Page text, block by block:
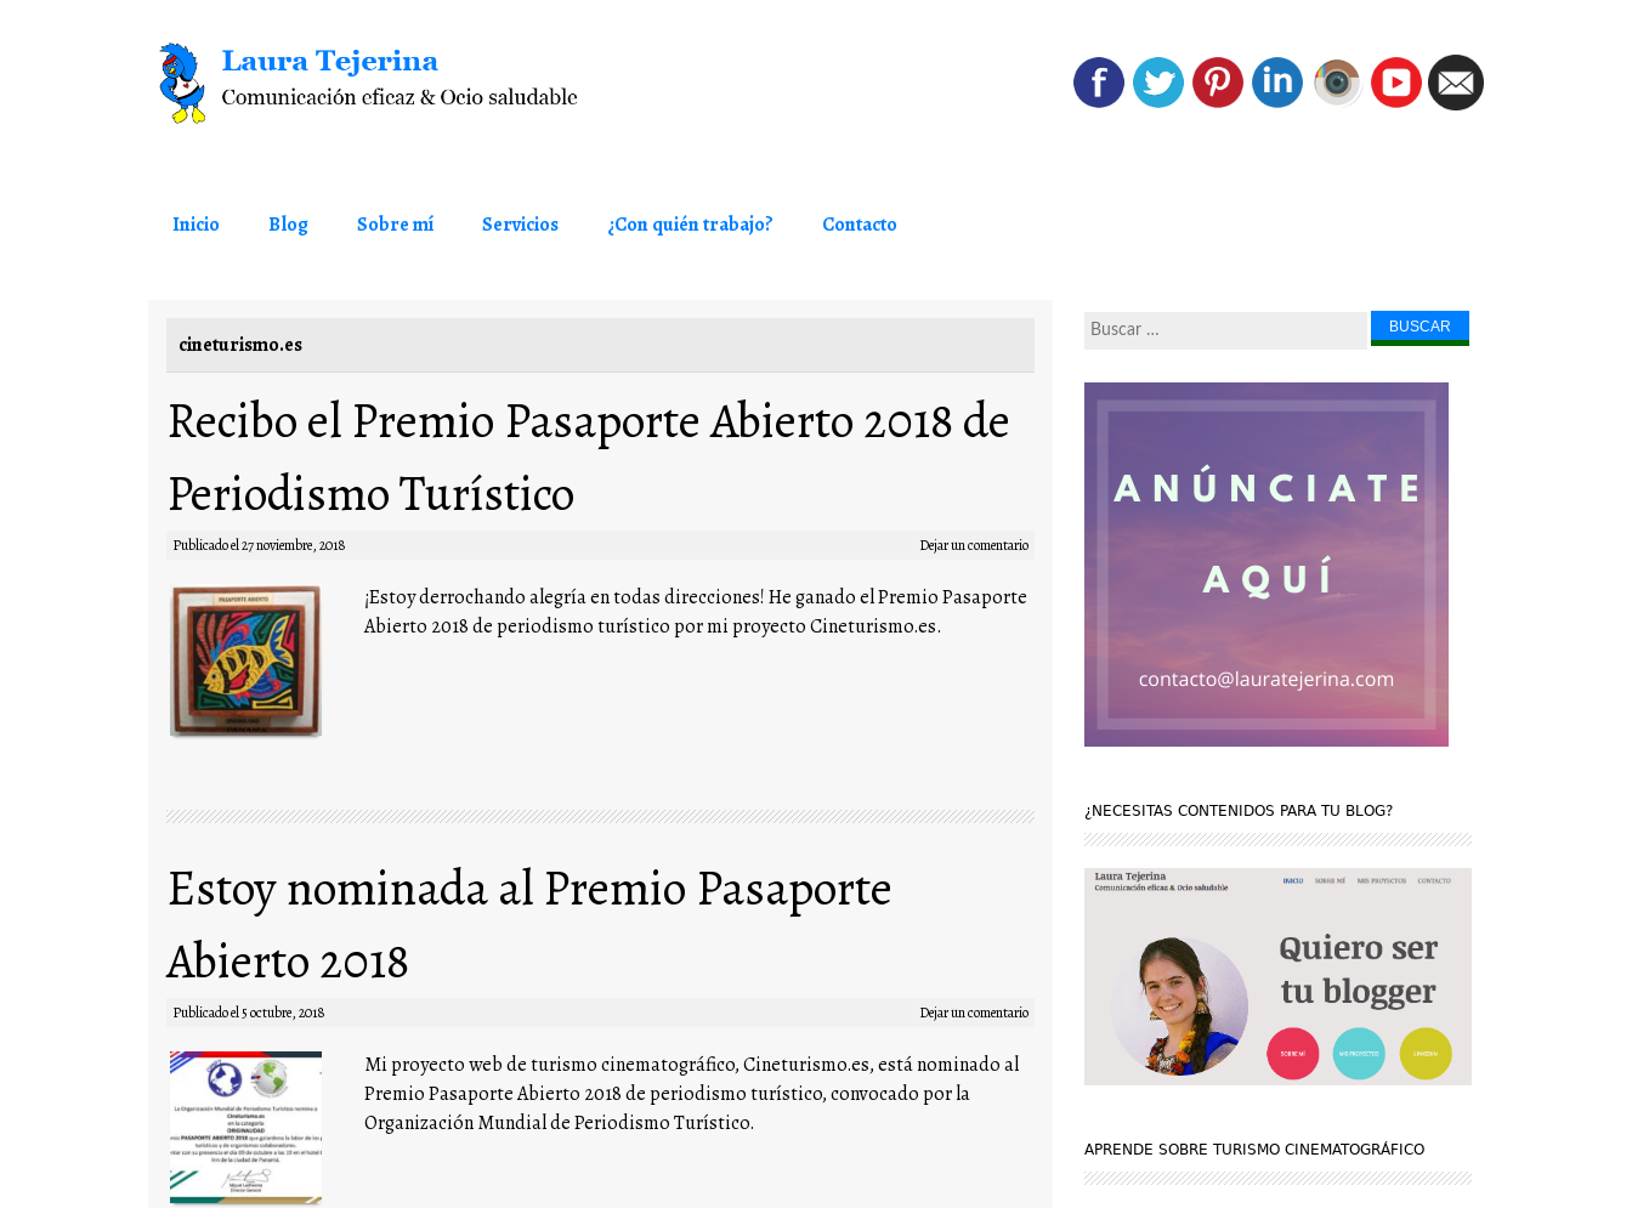
Saltar al contenido
Inicio Blog Sobre mí Servicios ¿Con quién trabajo? Contacto
cineturismo.es
Recibo el Premio Pasaporte Abierto 2018 de
Periodismo Turístico
Publicado el27 noviembre, 2018 Dejar un comentario
¡Estoy derrochando alegría en todas direcciones! He ganado el Premio Pasaporte
Abierto 2018 de periodismo turístico por mi proyecto Cineturismo.es.
Estoy nominada al Premio Pasaporte
Abierto 2018
Publicado el5 octubre, 2018 Dejar un comentario
Mi proyecto web de turismo cinematográfico, Cineturismo.es, está nominado al
Premio Pasaporte Abierto 2018 de periodismo turístico, convocado por la
Organización Mundial de Periodismo Turístico.
Buscar...
¿NECESITAS CONTENIDOS PARA TU BLOG?
APRENDE SOBRE TURISMO CINEMATOGRÁFICO